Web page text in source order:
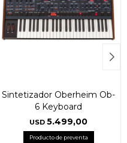
Sintetizador Oberheim Ob-
6 Keyboard
USD 5.499,00
Producto de preventa